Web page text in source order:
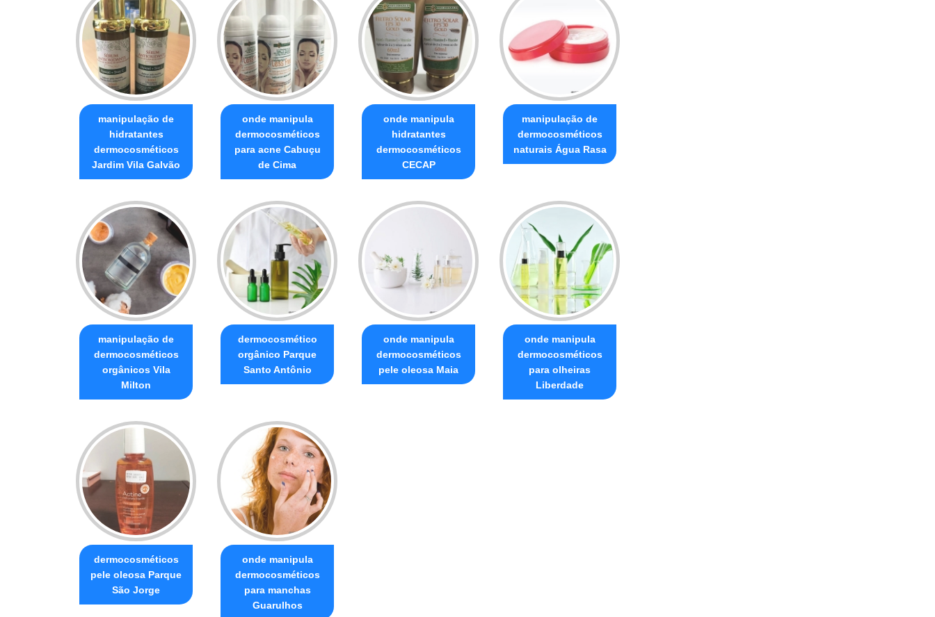
manipulação de
hidratantes
dermocosméticos
Jardim Vila Galvão
onde manipula
dermocosméticos
para acne Cabuçu
de Cima
onde manipula
hidratantes
dermocosméticos
CECAP
manipulação de
dermocosméticos
naturais Água Rasa
manipulação de
dermocosméticos
orgânicos Vila
Milton
dermocosmético
orgânico Parque
Santo Antônio
onde manipula
dermocosméticos
pele oleosa Maia
onde manipula
dermocosméticos
para olheiras
Liberdade
dermocosméticos
pele oleosa Parque
São Jorge
onde manipula
dermocosméticos
para manchas
Guarulhos